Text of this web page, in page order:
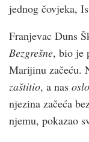
jednog čovjeka,
Franjevac Duns
Bezgrešne, bio je
Marijinu začeću.
zaštitio, a nas
njezina začeća
njemu, pokazao